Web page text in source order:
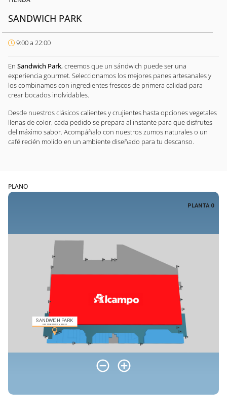
SANDWICH PARK
9:00 a 22:00
En Sandwich Park, creemos que un sándwich puede ser una
experiencia gourmet. Seleccionamos los mejores panes artesanales y
los combinamos con ingredientes frescos de primera calidad para
crear bocados inolvidables.
Desde nuestros clásicos calientes y crujientes hasta opciones vegetales
llenas de color, cada pedido se prepara al instante para que disfrutes
del máximo sabor. Acompáñalo con nuestros zumos naturales o un
café recién molido en un ambiente diseñado para tu descanso.
PLANO